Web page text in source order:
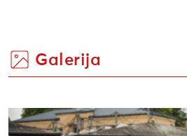
Galerija